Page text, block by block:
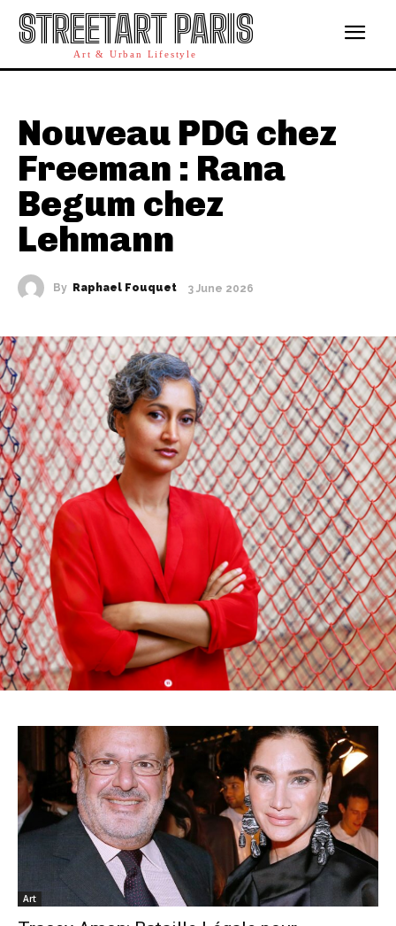
STREETART PARIS
Art & Urban Lifestyle
Nouveau PDG chez
Freeman : Rana
Begum chez
Lehmann
By Raphael Fouquet 3 June 2026
Art